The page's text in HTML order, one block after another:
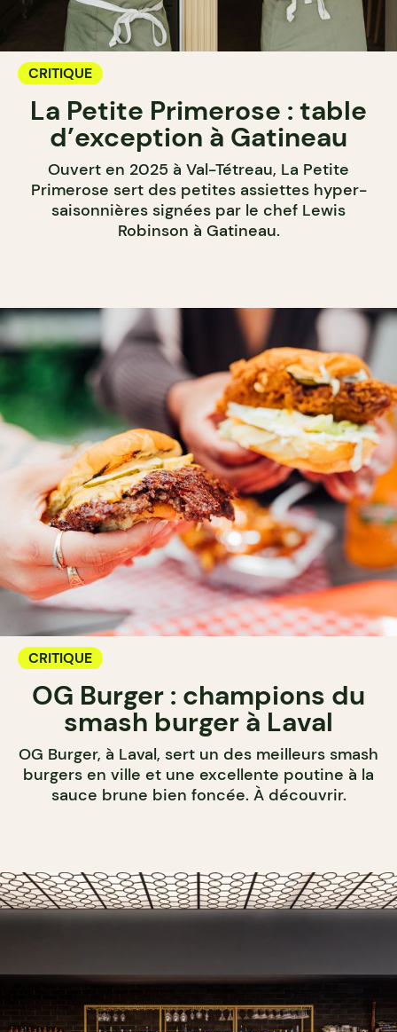
CRITIQUE
La Petite Primerose : table
d’exception à Gatineau
Ouvert en 2025 à Val-Tétreau, La Petite
Primerose sert des petites assiettes hyper-
saisonnières signées par le chef Lewis
Robinson à Gatineau.
CRITIQUE
OG Burger : champions du
smash burger à Laval
OG Burger, à Laval, sert un des meilleurs smash
burgers en ville et une excellente poutine à la
sauce brune bien foncée. À découvrir.